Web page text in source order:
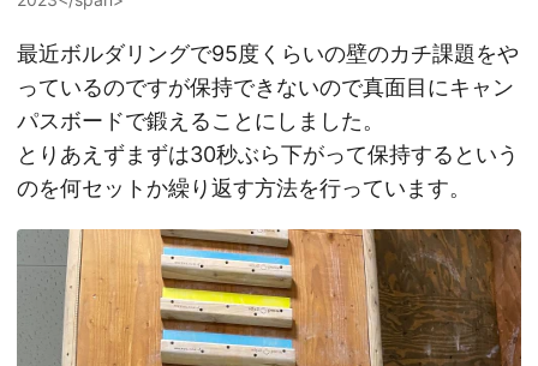
最近ボルダリングで95度くらいの壁のカチ課題をや
っているのですが保持できないので真面目にキャン
パスボードで鍛えることにしました。
とりあえずまずは30秒ぶら下がって保持するという
のを何セットか繰り返す方法を行っています。